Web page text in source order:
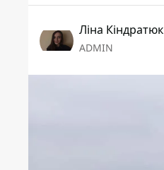
Ліна Кіндратюк
ADMIN